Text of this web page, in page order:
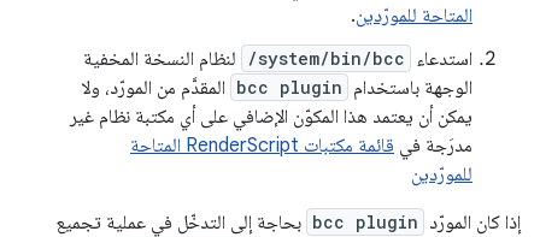
المتاحة للمورّدين.
استدعاء
/system/bin/bcc
لنظام النسخة المخفية
الوجهة باستخدام bcc plugin المقدَّم من المورّد، ولا
يمكن أن يعتمد هذا المكوّن الإضافي على أي مكتبة نظام غير
مدرَجة في
قائمة مكتبات RenderScript المتاحة
للمورّدين
إذا كان المورّد bcc plugin بحاجة إلى التدخّل في عملية تجميع